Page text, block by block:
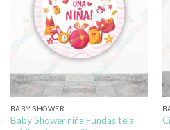
BABY SHOWER
Baby Shower niña Fundas tela